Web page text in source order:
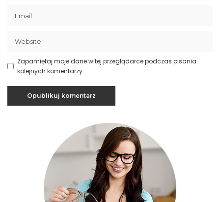
Zapamiętaj moje dane w tej przeglądarce podczas pisania
kolejnych komentarzy.